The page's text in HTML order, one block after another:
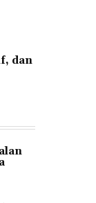
dan